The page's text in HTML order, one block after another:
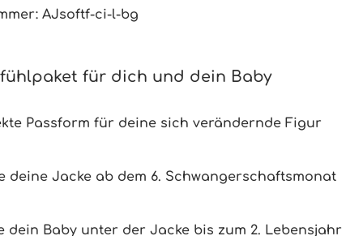
AJsoftf-ci-l-bg
für dich und dein Baby
Passform für deine sich verändernde Figur
deine Jacke ab dem 6. Schwangerschaftsmonat
dein Baby unter der Jacke bis zum 2. Lebensjahr